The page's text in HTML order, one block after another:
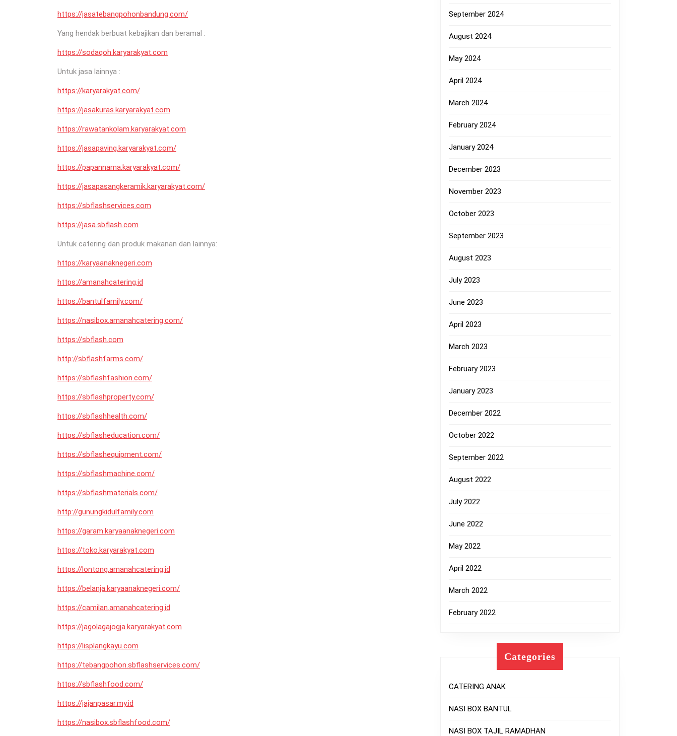
https://jasatebangpohonbandung.com/
Yang hendak berbuat kebajikan dan beramal :
https://sodaqoh.karyarakyat.com
Untuk jasa lainnya :
https://karyarakyat.com/
https://jasakuras.karyarakyat.com
https://rawatankolam.karyarakyat.com
https://jasapaving.karyarakyat.com/
https://papannama.karyarakyat.com/
https://jasapasangkeramik.karyarakyat.com/
https://sbflashservices.com
https://jasa.sbflash.com
Untuk catering dan produk makanan dan lainnya:
https://karyaanaknegeri.com
https://amanahcatering.id
https://bantulfamily.com/
https://nasibox.amanahcatering.com/
https://sbflash.com
http://sbflashfarms.com/
https://sbflashfashion.com/
https://sbflashproperty.com/
https://sbflashhealth.com/
https://sbflasheducation.com/
https://sbflashequipment.com/
https://sbflashmachine.com/
https://sbflashmaterials.com/
http://gunungkidulfamily.com
https://garam.karyaanaknegeri.com
https://toko.karyarakyat.com
https://lontong.amanahcatering.id
https://belanja.karyaanaknegeri.com/
https://camilan.amanahcatering.id
https://jagolagajogja.karyarakyat.com
https://lisplangkayu.com
https://tebangpohon.sbflashservices.com/
https://sbflashfood.com/
https://jajanpasar.my.id
https://nasibox.sbflashfood.com/
September 2024
August 2024
May 2024
April 2024
March 2024
February 2024
January 2024
December 2023
November 2023
October 2023
September 2023
August 2023
July 2023
June 2023
April 2023
March 2023
February 2023
January 2023
December 2022
October 2022
September 2022
August 2022
July 2022
June 2022
May 2022
April 2022
March 2022
February 2022
Categories
CATERING ANAK
NASI BOX BANTUL
NASI BOX TAJIL RAMADHAN